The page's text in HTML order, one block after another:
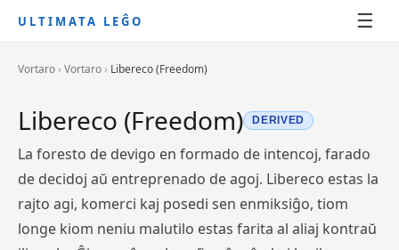
ULTIMATA LEĜO ☰
Vortaro › Vortaro › Libereco (Freedom)
Libereco (Freedom) DERIVED
La foresto de devigo en formado de intencoj, farado
de decidoj aŭ entreprenado de agoj. Libereco estas la
rajto agi, komerci kaj posedi sen enmiksiĝo, tiom
longe kiom neniu malutilo estas farita al aliaj kontraŭ